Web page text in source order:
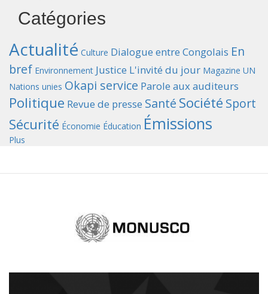
Catégories
Actualité Culture Dialogue entre Congolais En
bref Environnement Justice L'invité du jour Magazine UN
Nations unies Okapi service Parole aux auditeurs
Politique Revue de presse Santé Société Sport
Sécurité Économie Éducation Émissions
Plus